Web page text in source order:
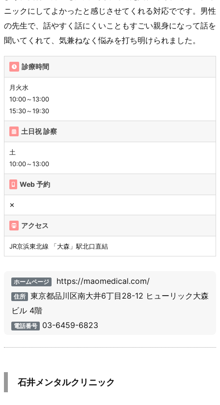
ニックにしてよかったと感じさせてくれる対応でです。男性
の先生で、話やすく話にくいこともすごい親身になって話を
聞いてくれて、気兼ねなく悩みを打ち明けられました。
診療時間
月火水
10:00～13:00
15:30～19:30
土日祝 診察
土
10:00～13:00
Web 予約
✕
アクセス
JR京浜東北線 「大森」駅北口直結
ホームページ https://maomedical.com/
住所 東京都品川区南大井6丁目28-12 ヒューリック大森
ビル 4階
電話番号 03-6459-6823
石井メンタルクリニック